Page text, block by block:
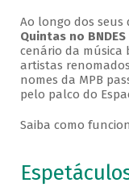
Ao longo dos seus
Quintas no BNDES
cenário da música
artistas
nomes da MPB
pelo palco do
Saiba como